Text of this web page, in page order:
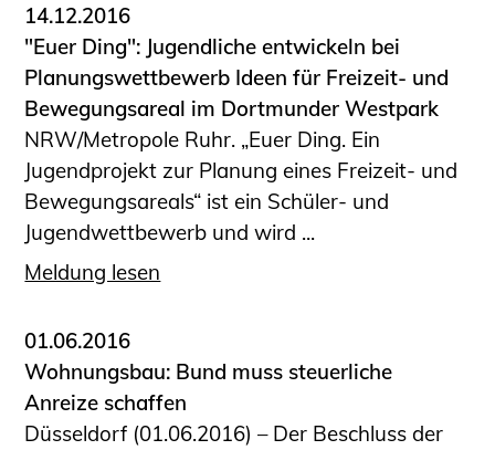
14.12.2016
"Euer Ding": Jugendliche entwickeln bei
Planungswettbewerb Ideen für Freizeit- und
Bewegungsareal im Dortmunder Westpark
NRW/Metropole Ruhr. „Euer Ding. Ein
Jugendprojekt zur Planung eines Freizeit- und
Bewegungsareals“ ist ein Schüler- und
Jugendwettbewerb und wird ...
Meldung lesen
01.06.2016
Wohnungsbau: Bund muss steuerliche
Anreize schaffen
Düsseldorf (01.06.2016) – Der Beschluss der